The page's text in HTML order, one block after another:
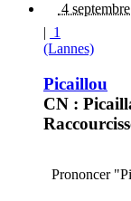
4
| 1
(Lannes)
Picaillou
CN :
Prononcer